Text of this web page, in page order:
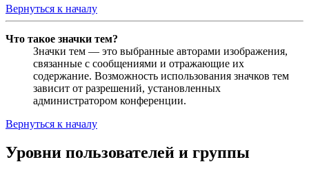
Вернуться к началу
Что такое значки тем?
Значки тем — это выбранные авторами изображения,
связанные с сообщениями и отражающие их
содержание. Возможность использования значков тем
зависит от разрешений, установленных
администратором конференции.
Вернуться к началу
Уровни пользователей и группы